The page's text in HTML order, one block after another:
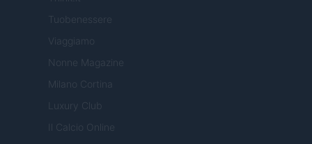
Tuobenessere
Viaggiamo
Nonne Magazine
Milano Cortina
Luxury Club
Il Calcio Online